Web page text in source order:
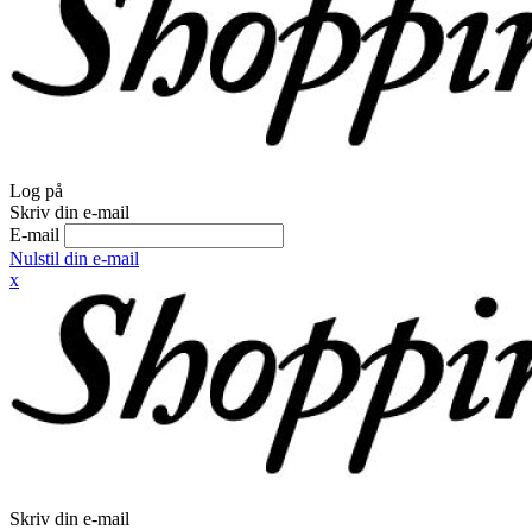
Log på
Skriv din e-mail
E-mail
Nulstil din e-mail
x
Skriv din e-mail